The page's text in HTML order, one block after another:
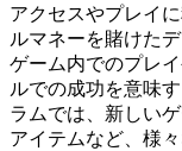
アクセスやプレイ
ルマネーを賭けた
ゲーム内でのプレ
ルでの成功を意味
ラムでは、新しい
アイテムなど、様